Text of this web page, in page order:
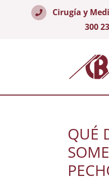
Cirugía y
300
QUÉ